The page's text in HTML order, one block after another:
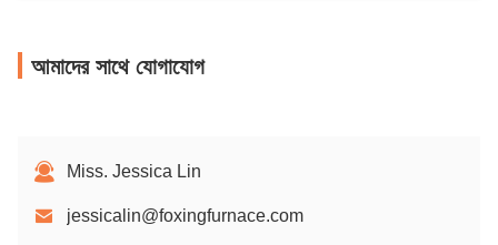
আমাদের সাথে যোগাযোগ
Miss. Jessica Lin
jessicalin@foxingfurnace.com